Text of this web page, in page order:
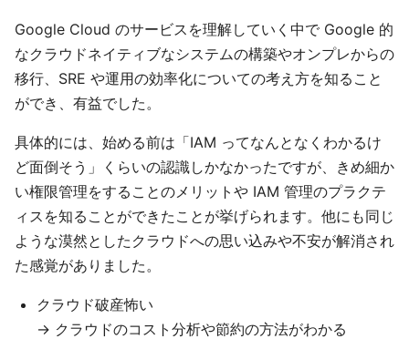
Google Cloud のサービスを理解していく中で Google 的
なクラウドネイティブなシステムの構築やオンプレからの
移行、SRE や運用の効率化についての考え方を知ること
ができ、有益でした。
具体的には、始める前は「IAM ってなんとなくわかるけ
ど面倒そう」くらいの認識しかなかったですが、きめ細か
い権限管理をすることのメリットや IAM 管理のプラクテ
ィスを知ることができたことが挙げられます。他にも同じ
ような漠然としたクラウドへの思い込みや不安が解消され
た感覚がありました。
クラウド破産怖い
→ クラウドのコスト分析や節約の方法がわかる